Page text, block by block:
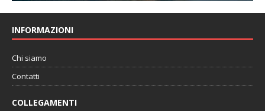
INFORMAZIONI
Chi siamo
Contatti
COLLEGAMENTI